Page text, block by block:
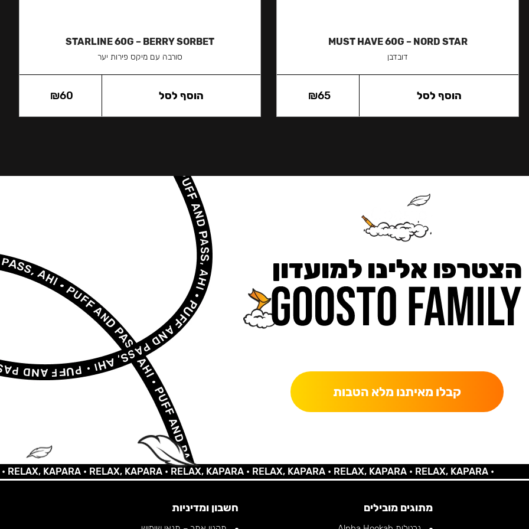
MUST HAVE 60G – NORD STAR
דובדבן
₪65 הוסף לסל
STARLINE 60G – BERRY SORBET
סורבה עם מיקס פירות יער
₪60 הוסף לסל
הצטרפו אלינו למועדון
קבלו מאיתנו מלא הטבות
KAPARA •RELAX, KAPARA •RELAX, KAPARA •RELAX, KAPARA •RELAX, KAPARA •RELAX, KAPARA •
מתוגים מובילים חשבון ומדיניות